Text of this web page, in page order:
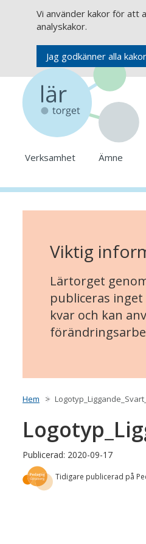
Vi använder kakor för att
analyskakor.
Jag godkänner alla kakor
Verksamhet Ämne
Viktig
Lärtorget
publiceras
kvar och kan
Hem
Publicerad: 2020-09-17
Tidigare publicerad på